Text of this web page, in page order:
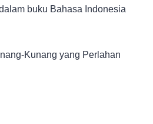
buku Bahasa Indonesia
Kunang yang Perlahan